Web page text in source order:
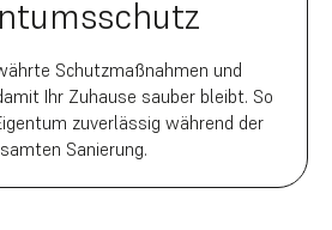
Schutzmaßnahmen und
Ihr Zuhause sauber bleibt. So
zuverlässig während der
Sanierung.